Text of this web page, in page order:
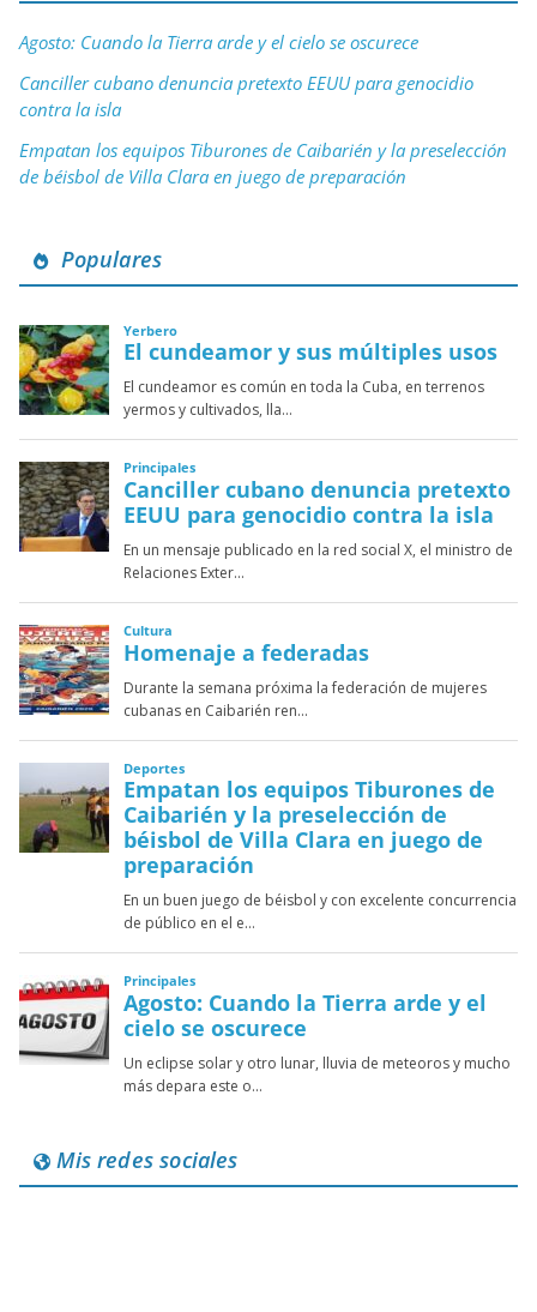
Agosto: Cuando la Tierra arde y el cielo se oscurece
Canciller cubano denuncia pretexto EEUU para genocidio
contra la isla
Empatan los equipos Tiburones de Caibarién y la preselección
de béisbol de Villa Clara en juego de preparación
Populares
Mis redes sociales